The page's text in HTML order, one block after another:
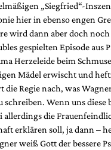
„Siegfried“-
hier in ebenso engen
wird dann aber doch
gespielten Episode aus
Herzeleide beim
Mädel erwischt und
die Regie nach, was
schreiben. Wenn uns diese
allerdings die
erklären soll, ja dann –
weiß Gott der bessere